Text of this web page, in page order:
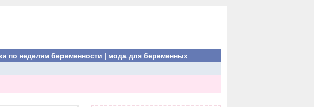
по неделям беременности | мода для беременных